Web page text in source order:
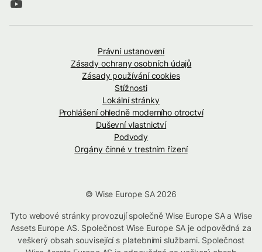
Právní ustanovení
Zásady ochrany osobních údajů
Zásady používání cookies
Stížnosti
Lokální stránky
Prohlášení ohledně moderního otroctví
Duševní vlastnictví
Podvody
Orgány činné v trestním řízení
© Wise Europe SA 2026
Tyto webové stránky provozují společně Wise Europe SA a Wise
Assets Europe AS. Společnost Wise Europe SA je odpovědná za
veškerý obsah související s platebními službami. Společnost